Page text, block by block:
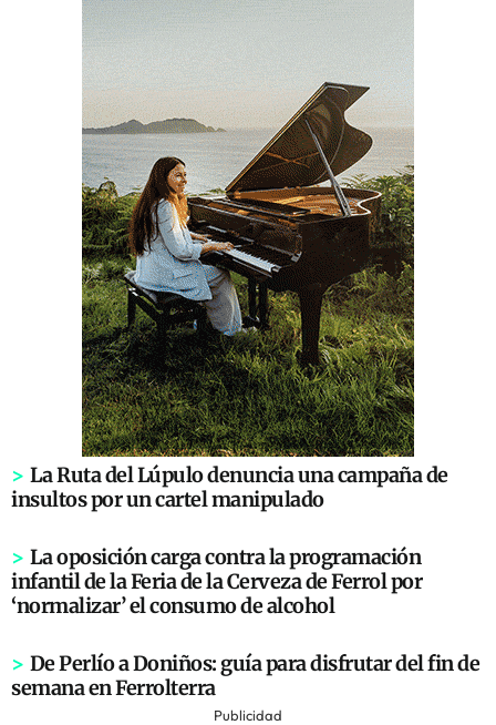
> La Ruta del Lúpulo denuncia una campaña de
insultos por un cartel manipulado
> La oposición carga contra la programación
infantil de la Feria de la Cerveza de Ferrol por
‘normalizar’ el consumo de alcohol
> De Perlío a Doniños: guía para disfrutar del fin de
semana en Ferrolterra
Publicidad